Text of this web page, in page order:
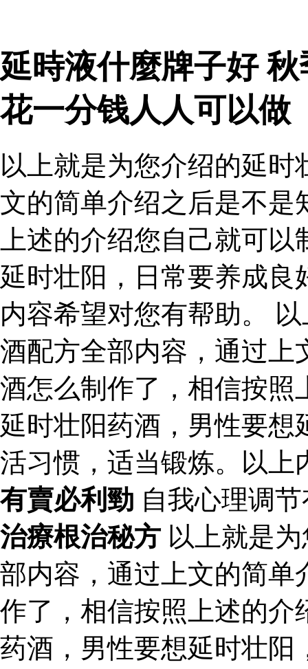
延時液什麼牌子好
花一分钱人人可以做
以上就是为您介绍的延
文的简单介绍之后是不是
上述的介绍您自己就可
延时壮阳，日常要养成良
内容希望对您有帮助。
酒配方全部内容，通过上
酒怎么制作了，相信按照
延时壮阳药酒，男性要想
活习惯，适当锻炼。以上
有賣必利勁 自我心理调
治療根治秘方 以上就是
部内容，通过上文的简单
作了，相信按照上述的介
药酒，男性要想延时壮阳